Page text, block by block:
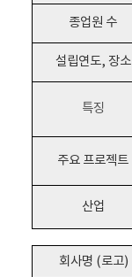
종업원 수
설립연도, 장소
특징
주요 프로젝트
산업
회사명 (로고)